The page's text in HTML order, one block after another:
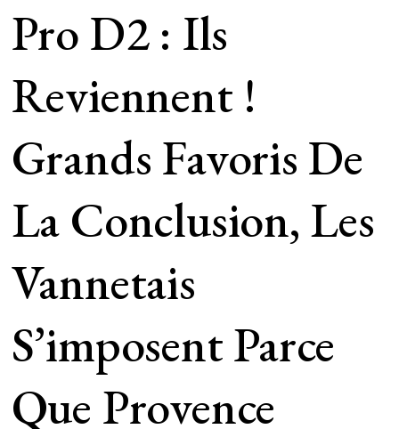
Pro D2 : Ils
Reviennent !
Grands Favoris De
La Conclusion, Les
Vannetais
S’imposent Parce
Que Provence